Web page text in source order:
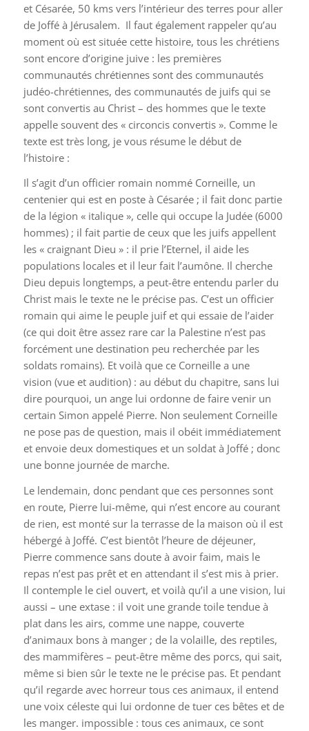
et Césarée, 50 kms vers l’intérieur des terres pour aller
de Joffé à Jérusalem. Il faut également rappeler qu’au
moment où est située cette histoire, tous les chrétiens
sont encore d’origine juive : les premières
communautés chrétiennes sont des communautés
judéo-chrétiennes, des communautés de juifs qui se
sont convertis au Christ – des hommes que le texte
appelle souvent des « circoncis convertis ». Comme le
texte est très long, je vous résume le début de
l’histoire :
Il s’agit d’un officier romain nommé Corneille, un
centenier qui est en poste à Césarée ; il fait donc partie
de la légion « italique », celle qui occupe la Judée (6000
hommes) ; il fait partie de ceux que les juifs appellent
les « craignant Dieu » : il prie l’Eternel, il aide les
populations locales et il leur fait l’aumône. Il cherche
Dieu depuis longtemps, a peut-être entendu parler du
Christ mais le texte ne le précise pas. C’est un officier
romain qui aime le peuple juif et qui essaie de l’aider
(ce qui doit être assez rare car la Palestine n’est pas
forcément une destination peu recherchée par les
soldats romains). Et voilà que ce Corneille a une
vision (vue et audition) : au début du chapitre, sans lui
dire pourquoi, un ange lui ordonne de faire venir un
certain Simon appelé Pierre. Non seulement Corneille
ne pose pas de question, mais il obéit immédiatement
et envoie deux domestiques et un soldat à Joffé ; donc
une bonne journée de marche.
Le lendemain, donc pendant que ces personnes sont
en route, Pierre lui-même, qui n’est encore au courant
de rien, est monté sur la terrasse de la maison où il est
hébergé à Joffé. C’est bientôt l’heure de déjeuner,
Pierre commence sans doute à avoir faim, mais le
repas n’est pas prêt et en attendant il s’est mis à prier.
Il contemple le ciel ouvert, et voilà qu’il a une vision, lui
aussi – une extase : il voit une grande toile tendue à
plat dans les airs, comme une nappe, couverte
d’animaux bons à manger ; de la volaille, des reptiles,
des mammifères – peut-être même des porcs, qui sait,
même si bien sûr le texte ne le précise pas. Et pendant
qu’il regarde avec horreur tous ces animaux, il entend
une voix céleste qui lui ordonne de tuer ces bêtes et de
les manger. impossible : tous ces animaux, ce sont